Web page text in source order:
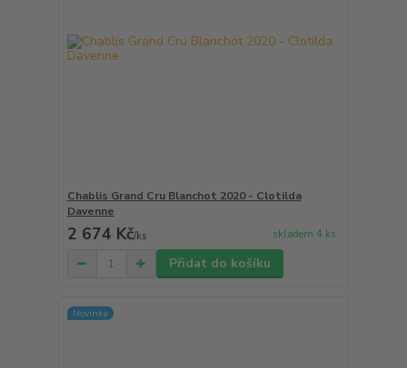
Chablis Grand Cru Blanchot 2020 - Clotilda
Davenne
2 674 Kč/ks skladem 4 ks
Přidat do košíku
Novinka